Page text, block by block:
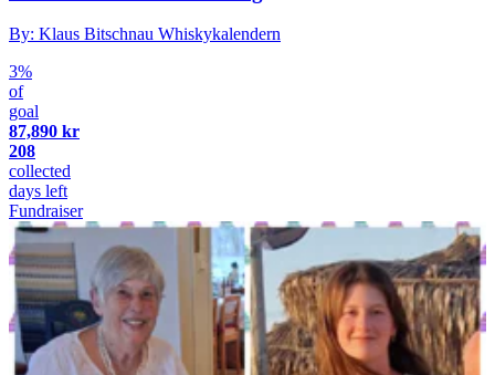
By: Klaus Bitschnau Whiskykalendern
3%
of
goal
87,890 kr
208
collected
days left
Fundraiser